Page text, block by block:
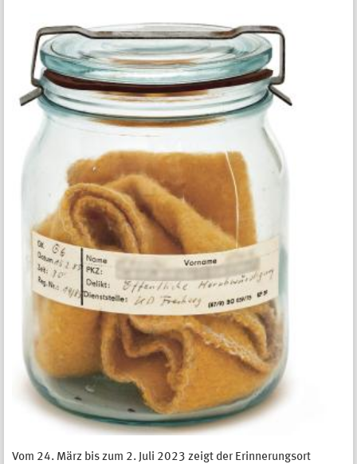
Vom 24. März bis zum 2. Juli 2023 zeigt der Erinnerungsort